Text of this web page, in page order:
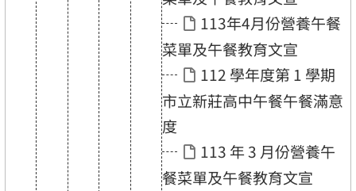
113年4月份營養午餐
菜單及午餐教育文宣
112 學年度第 1 學期
市立新莊高中午餐午餐滿意
度
113 年 3 月份營養午
餐菜單及午餐教育文宣